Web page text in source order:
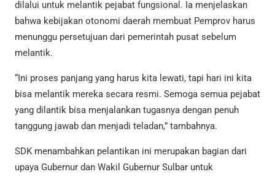
dilalui untuk melantik pejabat fungsional. Ia menjelaskan
bahwa kebijakan otonomi daerah membuat Pemprov harus
menunggu persetujuan dari pemerintah pusat sebelum
melantik.
“Ini proses panjang yang harus kita lewati, tapi hari ini kita
bisa melantik mereka secara resmi. Semoga semua pejabat
yang dilantik bisa menjalankan tugasnya dengan penuh
tanggung jawab dan menjadi teladan,” tambahnya.
SDK menambahkan pelantikan ini merupakan bagian dari
upaya Gubernur dan Wakil Gubernur Sulbar untuk